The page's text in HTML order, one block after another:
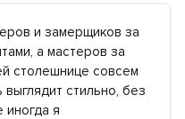
и замерщиков за
а мастеров за
столешнице совсем
стильно, без
иногда я